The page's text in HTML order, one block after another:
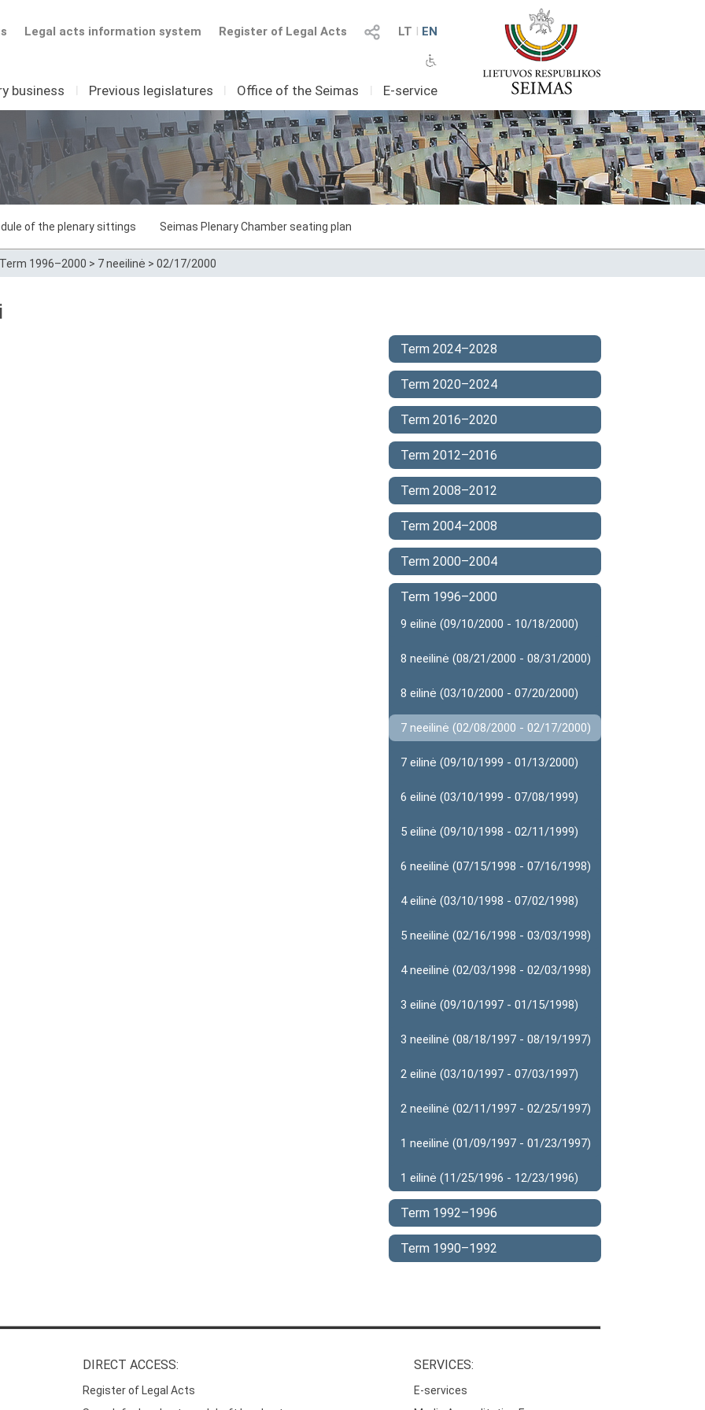
LT I EN
Register of Legal Acts
Legal acts information system
business I Previous legislatures I Office of the Seimas I E-service
of the plenary sittings Seimas Plenary Chamber seating plan
Term 1996–2000 > 7 neeilinė > 02/17/2000
Term 2024–2028
Term 2020–2024
Term 2016–2020
Term 2012–2016
Term 2008–2012
Term 2004–2008
Term 2000–2004
Term 1996–2000
9 eilinė (09/10/2000 - 10/18/2000)
8 neeilinė (08/21/2000 - 08/31/2000)
8 eilinė (03/10/2000 - 07/20/2000)
7 neeilinė (02/08/2000 - 02/17/2000)
7 eilinė (09/10/1999 - 01/13/2000)
6 eilinė (03/10/1999 - 07/08/1999)
5 eilinė (09/10/1998 - 02/11/1999)
6 neeilinė (07/15/1998 - 07/16/1998)
4 eilinė (03/10/1998 - 07/02/1998)
5 neeilinė (02/16/1998 - 03/03/1998)
4 neeilinė (02/03/1998 - 02/03/1998)
3 eilinė (09/10/1997 - 01/15/1998)
3 neeilinė (08/18/1997 - 08/19/1997)
2 eilinė (03/10/1997 - 07/03/1997)
2 neeilinė (02/11/1997 - 02/25/1997)
1 neeilinė (01/09/1997 - 01/23/1997)
1 eilinė (11/25/1996 - 12/23/1996)
Term 1992–1996
Term 1990–1992
DIRECT ACCESS:
Register of Legal Acts
SERVICES:
E-services